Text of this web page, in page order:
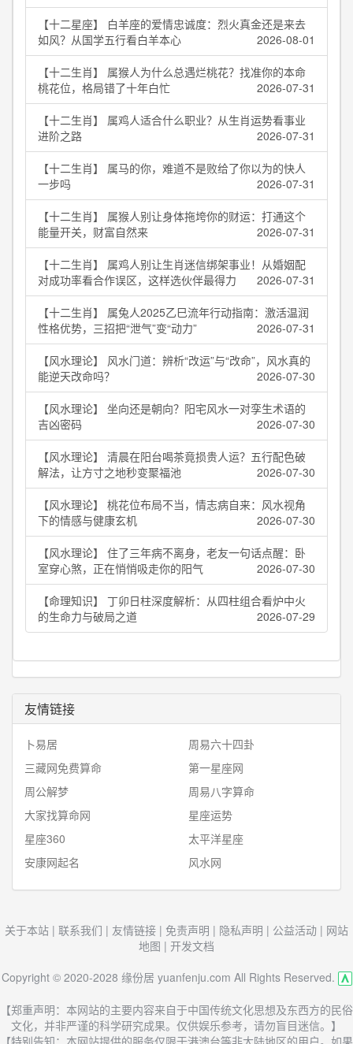
【十二星座】 白羊座的爱情忠诚度：烈火真金还是来去
如风？从国学五行看白羊本心
2026-08-01
【十二生肖】 属猴人为什么总遇烂桃花？找准你的本命
桃花位，格局错了十年白忙
2026-07-31
【十二生肖】 属鸡人适合什么职业？从生肖运势看事业
进阶之路
2026-07-31
【十二生肖】 属马的你，难道不是败给了你以为的快人
一步吗
2026-07-31
【十二生肖】 属猴人别让身体拖垮你的财运：打通这个
能量开关，财富自然来
2026-07-31
【十二生肖】 属鸡人别让生肖迷信绑架事业！从婚姻配
对成功率看合作误区，这样选伙伴最得力
2026-07-31
【十二生肖】 属兔人2025乙巳流年行动指南：激活温润
性格优势，三招把“泄气”变“动力”
2026-07-31
【风水理论】 风水门道：辨析“改运”与“改命”，风水真的
能逆天改命吗？
2026-07-30
【风水理论】 坐向还是朝向？阳宅风水一对孪生术语的
吉凶密码
2026-07-30
【风水理论】 清晨在阳台喝茶竟损贵人运？五行配色破
解法，让方寸之地秒变聚福池
2026-07-30
【风水理论】 桃花位布局不当，情志病自来：风水视角
下的情感与健康玄机
2026-07-30
【风水理论】 住了三年病不离身，老友一句话点醒：卧
室穿心煞，正在悄悄吸走你的阳气
2026-07-30
【命理知识】 丁卯日柱深度解析：从四柱组合看炉中火
的生命力与破局之道
2026-07-29
友情链接
卜易居
周易六十四卦
三藏网免费算命
第一星座网
周公解梦
周易八字算命
大家找算命网
星座运势
星座360
太平洋星座
安康网起名
风水网
关于本站 | 联系我们 | 友情链接 | 免责声明 | 隐私声明 | 公益活动 | 网站
地图 | 开发文档
Copyright © 2020-2028 缘份居 yuanfenju.com All Rights Reserved.
【郑重声明：本网站的主要内容来自于中国传统文化思想及东西方的民俗
文化，并非严谨的科学研究成果。仅供娱乐参考，请勿盲目迷信。】